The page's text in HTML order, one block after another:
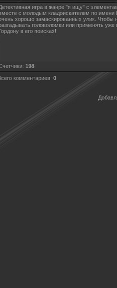
игра в жанре "я ищу" с
с молодым кладоискателем по имени
хорошо замаскированных улик. Чтобы
головоломки или применять
Гордону в его поисках!
: 198
комментариев: 0